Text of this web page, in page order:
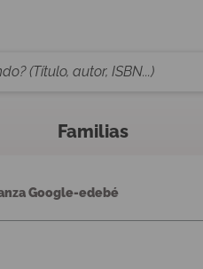
Familias
Google-edebé